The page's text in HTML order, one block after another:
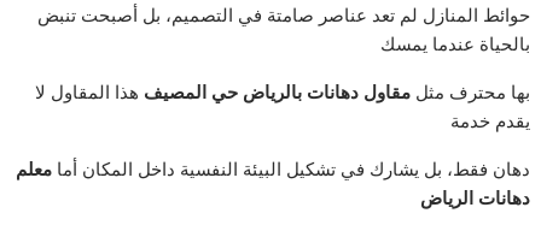
حوائط المنازل لم تعد عناصر صامتة في التصميم، بل أصبحت تنبض
بالحياة عندما يمسك
بها محترف مثلمقاول دهانات بالرياض حي المصيف هذا المقاول لا
يقدم خدمة
دهان فقط، بل يشارك في تشكيل البيئة النفسية داخل المكان أمامعلم
دهانات الرياض